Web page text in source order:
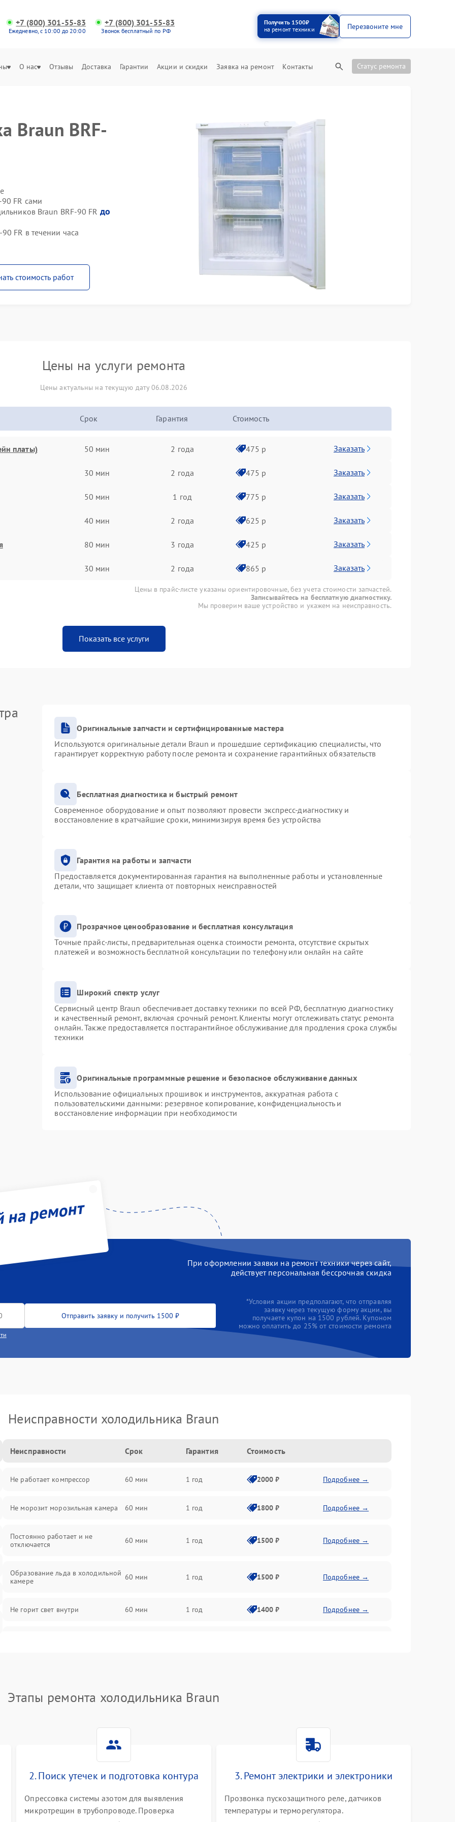
+7 (800) 301-55-83
Ежедневно, с 10:00 до 20:00
+7 (800) 301-55-83
Звонок бесплатный по РФ
Получить 1500₽
на ремонт техники
Перезвоните мне
О нас Отзывы Доставка Гарантии Акции и скидки Заявка на ремонт Контакты Статус ремонта
Braun BRF-
FR сами
Braun BRF-90 FR до
FR в течении часа
стоимость работ
Цены на услуги ремонта
Цены актуальны на текущую дату 06.08.2026
Срок Гарантия Стоимость
платы) 50 мин 2 года 475 р Заказать
30 мин 2 года 475 р Заказать
50 мин 1 год 775 р Заказать
40 мин 2 года 625 р Заказать
80 мин 3 года 425 р Заказать
30 мин 2 года 865 р Заказать
Цены в прайс-листе указаны ориентировочные, без учета стоимости запчастей.
Записывайтесь на бесплатную диагностику.
Мы проверим ваше устройство и укажем на неисправность.
Показать все услуги
Оригинальные запчасти и сертифицированные мастера
Используются оригинальные детали Braun и прошедшие сертификацию специалисты, что
гарантирует корректную работу после ремонта и сохранение гарантийных обязательств
Бесплатная диагностика и быстрый ремонт
Современное оборудование и опыт позволяют провести экспресс-диагностику и
восстановление в кратчайшие сроки, минимизируя время без устройства
Гарантия на работы и запчасти
Предоставляется документированная гарантия на выполненные работы и установленные
детали, что защищает клиента от повторных неисправностей
Прозрачное ценообразование и бесплатная консультация
Точные прайс-листы, предварительная оценка стоимости ремонта, отсутствие скрытых
платежей и возможность бесплатной консультации по телефону или онлайн на сайте
Широкий спектр услуг
Сервисный центр Braun обеспечивает доставку техники по всей РФ, бесплатную диагностику
и качественный ремонт, включая срочный ремонт. Клиенты могут отслеживать статус ремонта
онлайн. Также предоставляется постгарантийное обслуживание для продления срока службы
техники
Оригинальные программные решение и безопасное обслуживание данных
Использование официальных прошивок и инструментов, аккуратная работа с
пользовательскими данными: резервное копирование, конфиденциальность и
восстановление информации при необходимости
ремонт
При оформлении заявки на ремонт техники через сайт,
действует персональная бессрочная скидка
Отправить заявку и получить 1500 ₽
*Условия акции предполагают, что отправляя
заявку через текущую форму акции, вы
получаете купон на 1500 рублей. Купоном
можно оплатить до 25% от стоимости ремонта
Неисправности холодильника Braun
Неисправности Срок Гарантия Стоимость
Не работает компрессор 60 мин 1 год 2000 ₽ Подробнее →
Не морозит морозильная камера 60 мин 1 год 1800 ₽ Подробнее →
Постоянно работает и не
отключается
60 мин 1 год 1500 ₽ Подробнее →
Образование льда в холодильной
камере
60 мин 1 год 1500 ₽ Подробнее →
Не горит свет внутри 60 мин 1 год 1400 ₽ Подробнее →
Поломка системы No Frost 60 мин 1 год
60 мин Подробнее →
60 мин Подробнее →
Не включается холодильник 60 мин 1000 ₽ Подробнее →
Этапы ремонта холодильника Braun
2. Поиск утечек и подготовка контура
Опрессовка системы азотом для выявления
микротрещин в трубопроводе. Проверка
3. Ремонт электрики и электроники
Прозвонка пускозащитного реле, датчиков
температуры и терморегулятора.